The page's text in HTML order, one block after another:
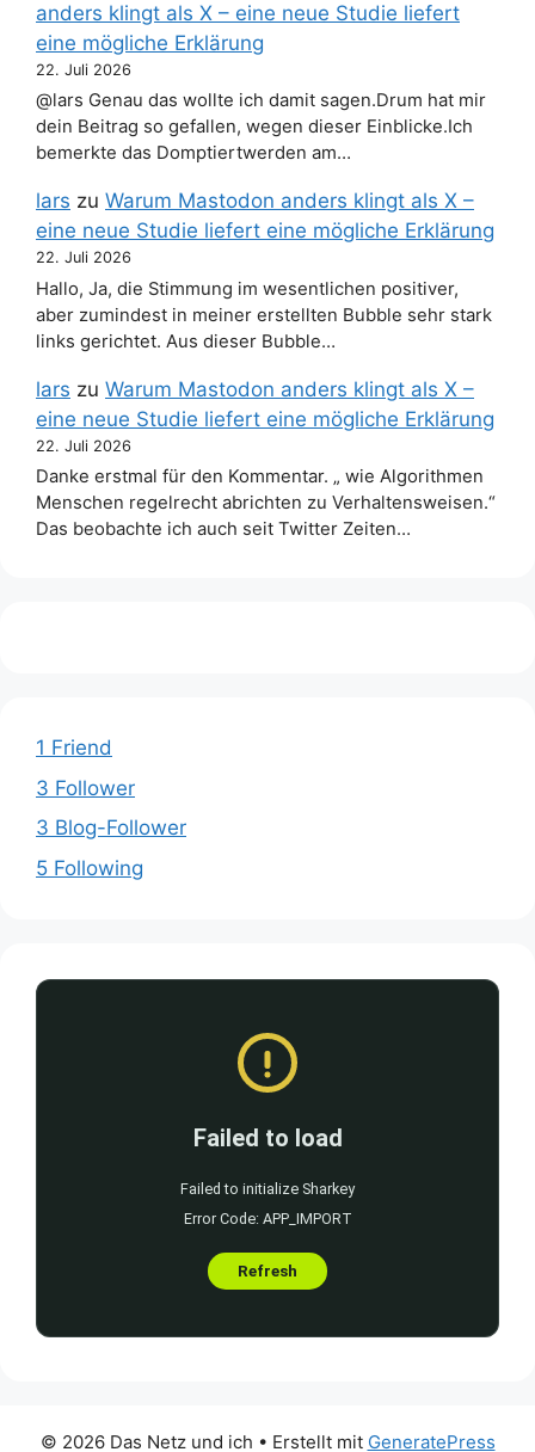
anders klingt als X – eine neue Studie liefert
eine mögliche Erklärung
22. Juli 2026
@lars Genau das wollte ich damit sagen.Drum hat mir
dein Beitrag so gefallen, wegen dieser Einblicke.Ich
bemerkte das Domptiertwerden am…
lars zu Warum Mastodon anders klingt als X –
eine neue Studie liefert eine mögliche Erklärung
22. Juli 2026
Hallo, Ja, die Stimmung im wesentlichen positiver,
aber zumindest in meiner erstellten Bubble sehr stark
links gerichtet. Aus dieser Bubble…
lars zu Warum Mastodon anders klingt als X –
eine neue Studie liefert eine mögliche Erklärung
22. Juli 2026
Danke erstmal für den Kommentar. „ wie Algorithmen
Menschen regelrecht abrichten zu Verhaltensweisen.“
Das beobachte ich auch seit Twitter Zeiten…
1 Friend
3 Follower
3 Blog-Follower
5 Following
© 2026 Das Netz und ich • Erstellt mit GeneratePress